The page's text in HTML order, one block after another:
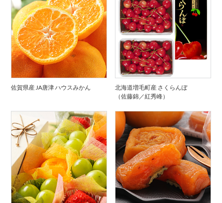
佐賀県産 JA唐津 ハウスみかん
北海道増毛町産 さくらんぼ
（佐藤錦／紅秀峰）